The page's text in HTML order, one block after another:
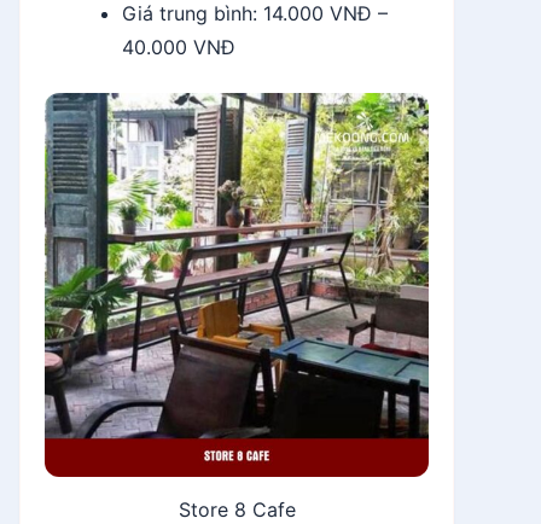
Giá trung bình: 14.000 VNĐ –
40.000 VNĐ
Store 8 Cafe